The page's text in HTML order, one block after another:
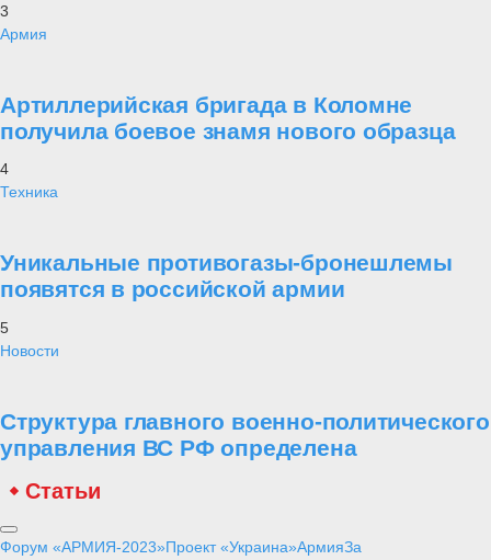
3
Армия
Артиллерийская бригада в Коломне
получила боевое знамя нового образца
4
Техника
Уникальные противогазы-бронешлемы
появятся в российской армии
5
Новости
Структура главного военно-политического
управления ВС РФ определена
Статьи
Форум «АРМИЯ-2023»Проект «Украина»АрмияЗа